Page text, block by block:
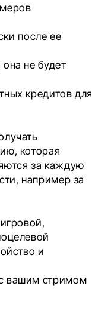
после ее
не будет
кредитов для
которая
за каждую
например за
и
вашим стримом